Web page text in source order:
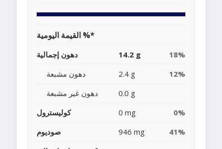
القيمة اليومية %*
دهون إجمالية 14.2 g
18%
دهون مشبعة
2.4 g
12%
دهون غير مشبعة
0.0 g
كوليسترول
0 mg
0%
صوديوم
946 mg
41%